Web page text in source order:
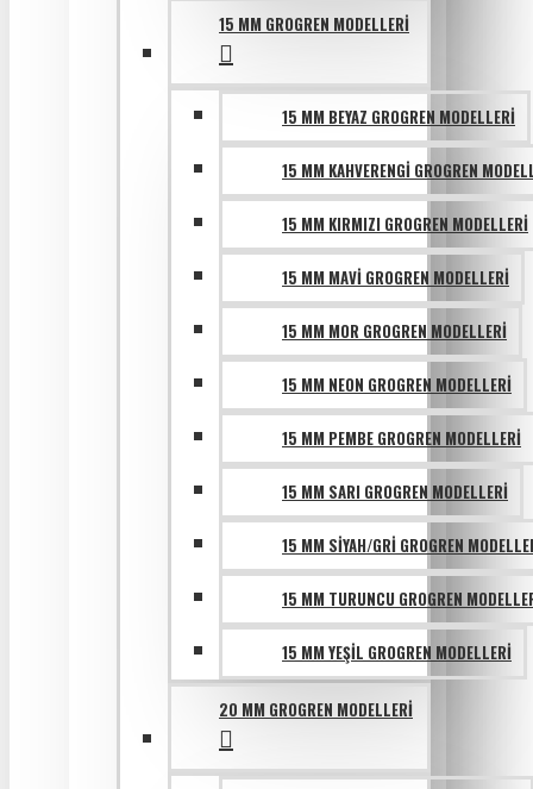
15 MM GROGREN MODELLERI
15 MM BEYAZ GROGREN MODELLERI
15 MM KAHVERENGI GROGREN
15 MM KIRMIZI GROGREN MODELLERI
15 MM MAVI GROGREN MODELLERI
15 MM MOR GROGREN MODELLERI
15 MM NEON GROGREN MODELLERI
15 MM PEMBE GROGREN MODELLERI
15 MM SARI GROGREN MODELLERI
15 MM SIYAH/GRI GROGREN
15 MM TURUNCU GROGREN
15 MM YEŞIL GROGREN MODELLERI
20 MM GROGREN MODELLERI